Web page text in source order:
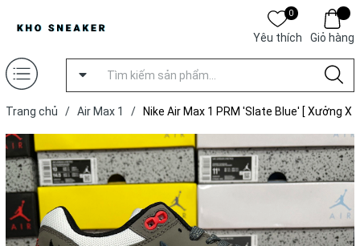
0
Yêu thích Giỏ hàng
Trang chủ / Air Max 1 /
Nike Air Max 1 PRM 'Slate Blue' [ Xưởng X